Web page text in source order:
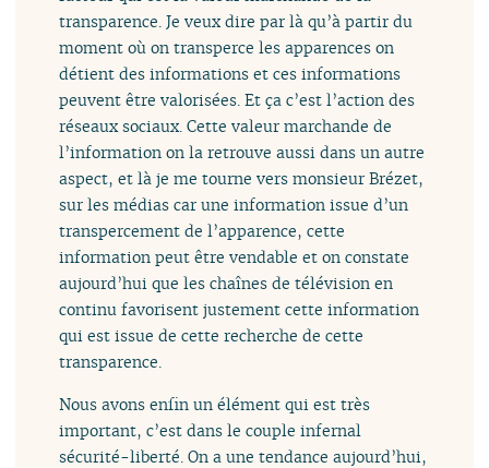
transparence. Je veux dire par là qu’à partir du
moment où on transperce les apparences on
détient des informations et ces informations
peuvent être valorisées. Et ça c’est l’action des
réseaux sociaux. Cette valeur marchande de
l’information on la retrouve aussi dans un autre
aspect, et là je me tourne vers monsieur Brézet,
sur les médias car une information issue d’un
transpercement de l’apparence, cette
information peut être vendable et on constate
aujourd’hui que les chaînes de télévision en
continu favorisent justement cette information
qui est issue de cette recherche de cette
transparence.
Nous avons enfin un élément qui est très
important, c’est dans le couple infernal
sécurité-liberté. On a une tendance aujourd’hui,